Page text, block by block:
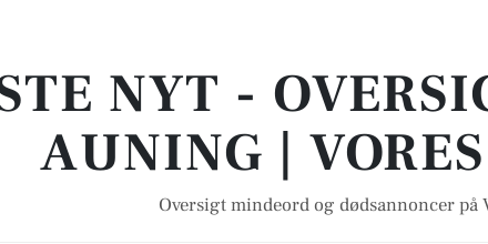
NYT -
AUNING |
Oversigt mindeord og dødsannoncer på